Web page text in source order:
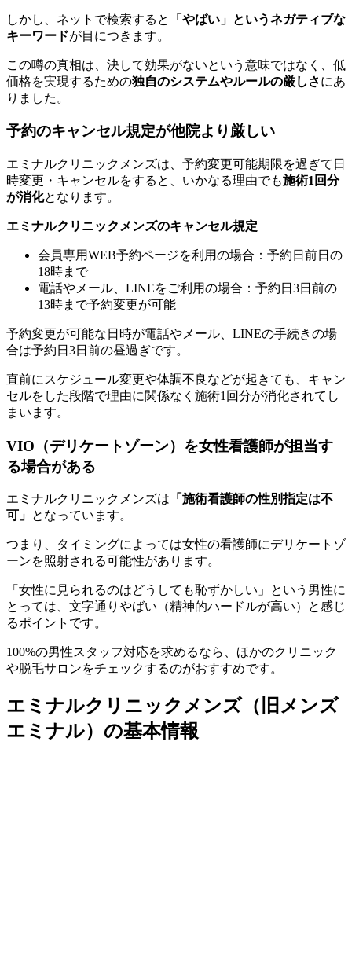
しかし、ネットで検索すると
「やばい」というネガティブな
キーワードが目につきます。
この噂の真相は、決して効果がないという意味ではなく、低
価格を実現するための独自のシステムやルールの厳しさにあ
りました。
予約のキャンセル規定が他院より厳しい
エミナルクリニックメンズは、予約変更可能期限を過ぎて日
時変更・キャンセルをすると、いかなる理由でも施術1回分
が消化となります。
エミナルクリニックメンズのキャンセル規定
会員専用WEB予約ページを利用の場合：予約日前日の
18時まで
電話やメール、LINEをご利用の場合：予約日3日前の
13時まで予約変更が可能
予約変更が可能な日時が電話やメール、LINEの手続きの場
合は予約日3日前の昼過ぎです。
直前にスケジュール変更や体調不良などが起きても、キャン
セルをした段階で理由に関係なく施術1回分が消化されてし
まいます。
VIO（デリケートゾーン）を女性看護師が担当す
る場合がある
エミナルクリニックメンズは 「施術看護師の性別指定は不
可」 となっています。
つまり、タイミングによっては女性の看護師にデリケートゾ
ーンを照射される可能性があります。
「女性に見られるのはどうしても恥ずかしい」という男性に
とっては、文字通りやばい（精神的ハードルが高い）と感じ
るポイントです。
100%の男性スタッフ対応を求めるなら、ほかのクリニック
や脱毛サロンをチェックするのがおすすめです。
エミナルクリニックメンズ（旧メンズ
エミナル）の基本情報